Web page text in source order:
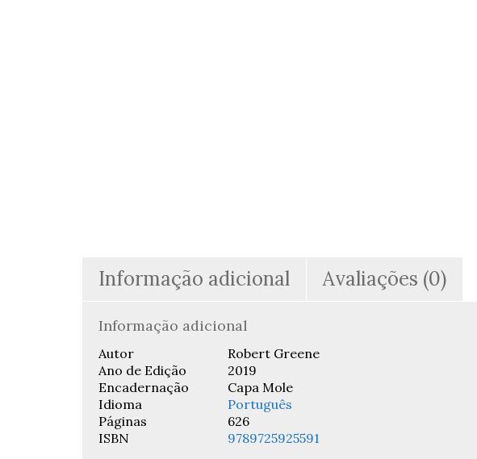
Informação adicional Avaliações (0)
Informação adicional
Autor
Robert Greene
Ano de Edição
2019
Encadernação
Capa Mole
Idioma
Português
Páginas
626
ISBN
9789725925591